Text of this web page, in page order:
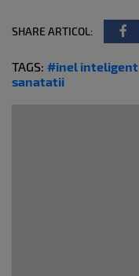
SHARE ARTICOL:
TAGS: #inel inteligent
sanatatii